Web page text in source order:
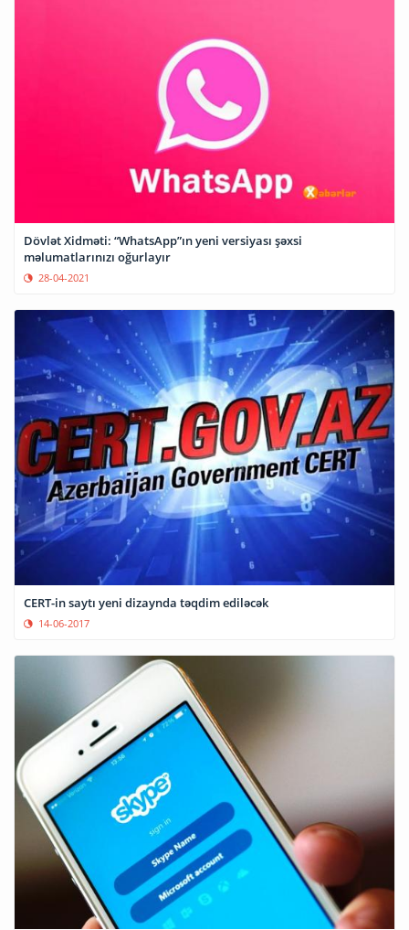
Dövlət Xidməti: “WhatsApp”ın yeni versiyası şəxsi
məlumatlarınızı oğurlayır
28-04-2021
CERT-in saytı yeni dizaynda təqdim ediləcək
14-06-2017